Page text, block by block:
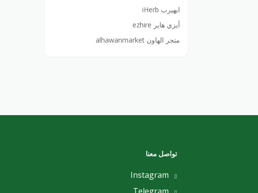
ايهيرب iHerb
أيزي هاير ezhire
متجر الهاون alhawanmarket
تواصل معنا
Instagram